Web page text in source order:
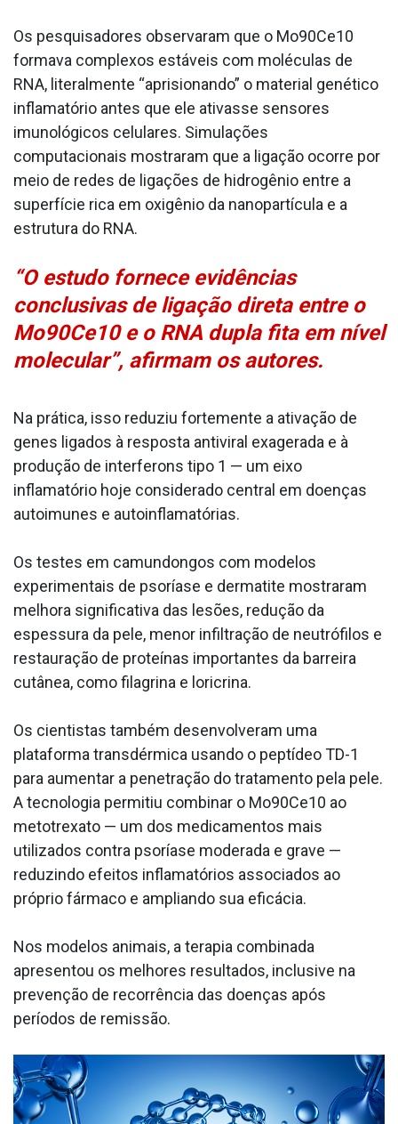
Os pesquisadores observaram que o Mo90Ce10
formava complexos estáveis com moléculas de
RNA, literalmente “aprisionando” o material genético
inflamatório antes que ele ativasse sensores
imunológicos celulares. Simulações
computacionais mostraram que a ligação ocorre por
meio de redes de ligações de hidrogênio entre a
superfície rica em oxigênio da nanopartícula e a
estrutura do RNA.
“O estudo fornece evidências
conclusivas de ligação direta entre o
Mo90Ce10 e o RNA dupla fita em nível
molecular”, afirmam os autores.
Na prática, isso reduziu fortemente a ativação de
genes ligados à resposta antiviral exagerada e à
produção de interferons tipo 1 — um eixo
inflamatório hoje considerado central em doenças
autoimunes e autoinflamatórias.
Os testes em camundongos com modelos
experimentais de psoríase e dermatite mostraram
melhora significativa das lesões, redução da
espessura da pele, menor infiltração de neutrófilos e
restauração de proteínas importantes da barreira
cutânea, como filagrina e loricrina.
Os cientistas também desenvolveram uma
plataforma transdérmica usando o peptídeo TD-1
para aumentar a penetração do tratamento pela pele.
A tecnologia permitiu combinar o Mo90Ce10 ao
metotrexato — um dos medicamentos mais
utilizados contra psoríase moderada e grave —
reduzindo efeitos inflamatórios associados ao
próprio fármaco e ampliando sua eficácia.
Nos modelos animais, a terapia combinada
apresentou os melhores resultados, inclusive na
prevenção de recorrência das doenças após
períodos de remissão.